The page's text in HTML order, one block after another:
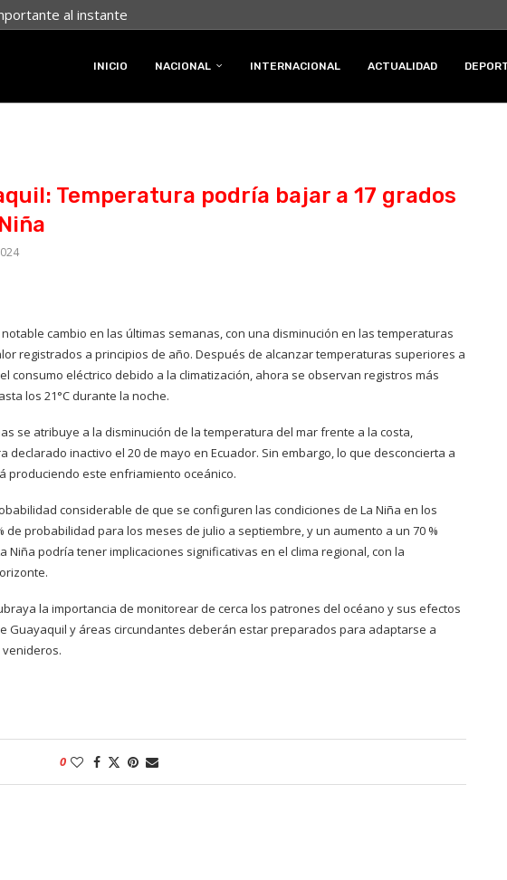
al instante
INICIO NACIONAL INTERNACIONAL ACTUALIDAD
Temperatura podría bajar a 17 grados
cambio en las últimas semanas, con una disminución en las temperaturas
registrados a principios de año. Después de alcanzar temperaturas superiores a
consumo eléctrico debido a la climatización, ahora se observan registros más
los 21°C durante la noche.
se atribuye a la disminución de la temperatura del mar frente a la costa,
inactivo el 20 de mayo en Ecuador. Sin embargo, lo que desconcierta a
produciendo este enfriamiento oceánico.
considerable de que se configuren las condiciones de La Niña en los
de probabilidad para los meses de julio a septiembre, y un aumento a un 70 %
Niña podría tener implicaciones significativas en el clima regional, con la
la importancia de monitorear de cerca los patrones del océano y sus efectos
Guayaquil y áreas circundantes deberán estar preparados para adaptarse a
0